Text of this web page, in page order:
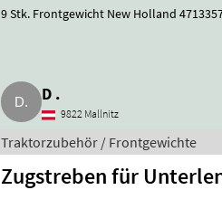
D .
9822 Mallnitz
Traktorzubehör / Frontgewichte
Zugstreben für